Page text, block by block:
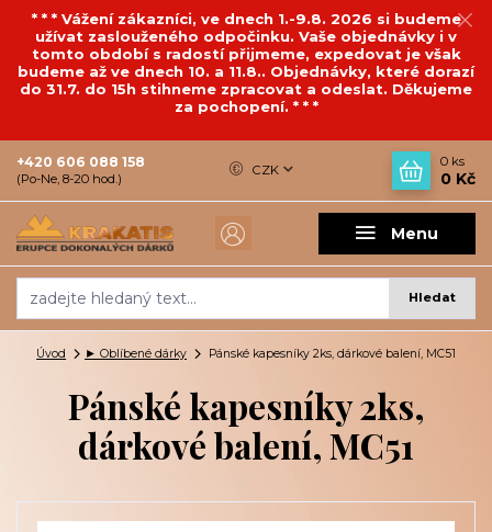
* * * Vážení zákazníci, ve dnech 1.-9.8. 2026 si budeme
užívat zaslouženého odpočinku. Vaše objednávky i v
tomto období s radostí přijmeme, expedovat je však
budeme až ve dnech 10. a 11.8.. Objednávky, které dorazí
do 31.7. do 15h stihneme zpracovat a odeslat. Děkujeme
za pochopení. * * *
Menu
CZK
Hledat
+420 606 088 158
(Po-Ne, 8-20 hod.)
0 ks
0 Kč
Úvod ► Oblíbené dárky Pánské kapesníky 2ks, dárkové balení, MC51
Pánské kapesníky 2ks,
dárkové balení, MC51